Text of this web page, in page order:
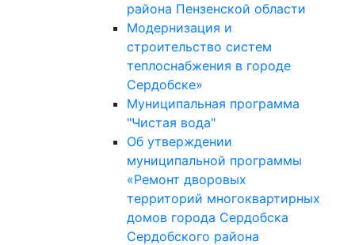
района Пензенской области
Модернизация и
строительство систем
теплоснабжения в городе
Сердобске»
Муниципальная программа
"Чистая вода"
Об утверждении
муниципальной программы
«Ремонт дворовых
территорий многоквартирных
домов города Сердобска
Сердобского района